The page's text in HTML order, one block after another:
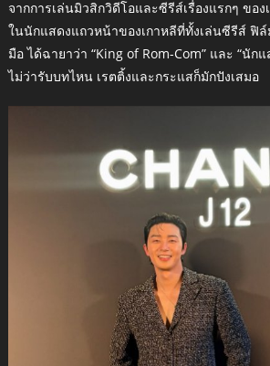
จากการเล่นมิวสิกวิดีโอและซีรีส์เรื่องแรกๆ ขอ
ในนักแสดงแถวหน้าของเกาหลีที่ทั้งเล่นซีรีส์
มือ ได้ฉายาว่า “King of Rom-Com” และ “นักแ
ไม่ว่ารับบทไหน เรตติ้งและกระแสก็มักปังเสมอ